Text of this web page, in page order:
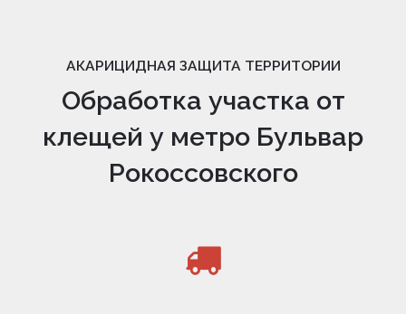
АКАРИЦИДНАЯ ЗАЩИТА ТЕРРИТОРИИ
Обработка участка от
клещей у метро Бульвар
Рокоссовского